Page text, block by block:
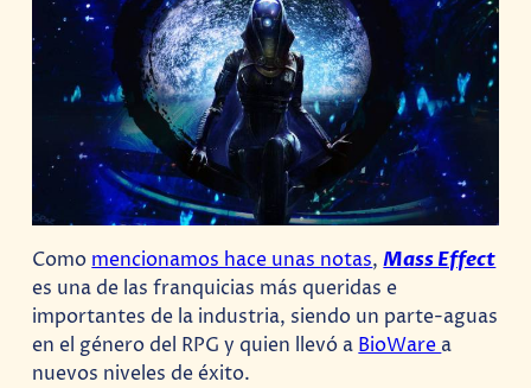
Como mencionamos hace unas notas,Mass Effect
es una de las franquicias más queridas e
importantes de la industria, siendo un parte-aguas
en el género del RPG y quien llevó a BioWare a
nuevos niveles de éxito.